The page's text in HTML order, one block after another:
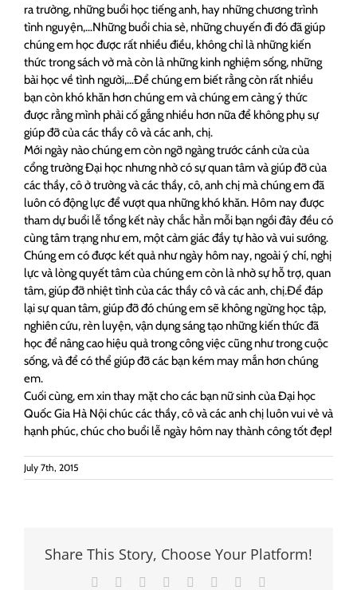
ra trường, những buổi học tiếng anh, hay những chương trình
tình nguyện,…Những buổi chia sẻ, những chuyến đi đó đã giúp
chúng em học được rất nhiều điều, không chỉ là những kiến
thức trong sách vở mà còn là những kinh nghiệm sống, những
bài học về tình người,…Để chúng em biết rằng còn rất nhiều
bạn còn khó khăn hơn chúng em và chúng em càng ý thức
được rằng mình phải cố gắng nhiều hơn nữa để không phụ sự
giúp đỡ của các thầy cô và các anh, chị.
Mới ngày nào chúng em còn ngỡ ngàng trước cánh cửa của
cổng trường Đại học nhưng nhờ có sự quan tâm và giúp đỡ của
các thầy, cô ở trường và các thầy, cô, anh chị mà chúng em đã
luôn có động lực để vượt qua những khó khăn. Hôm nay được
tham dự buổi lễ tổng kết này chắc hẳn mỗi bạn ngồi đây đều có
cùng tâm trạng như em, một cảm giác đầy tự hào và vui sướng.
Chúng em có được kết quả như ngày hôm nay, ngoài ý chí, nghị
lực và lòng quyết tâm của chúng em còn là nhờ sự hỗ trợ, quan
tâm, giúp đỡ nhiệt tình của các thầy cô và các anh, chị.Để đáp
lại sự quan tâm, giúp đỡ đó chúng em sẽ không ngừng học tập,
nghiên cứu, rèn luyện, vận dụng sáng tạo những kiến thức đã
học để nâng cao hiệu quả trong công việc cũng như trong cuộc
sống, và để có thể giúp đỡ các bạn kém may mắn hơn chúng
em.
Cuối cùng, em xin thay mặt cho các bạn nữ sinh của Đại học
Quốc Gia Hà Nội chúc các thầy, cô và các anh chị luôn vui vẻ và
hạnh phúc, chúc cho buổi lễ ngày hôm nay thành công tốt đẹp!
July 7th, 2015
Share This Story, Choose Your Platform!
Facebook
TwitterReddit LinkedIn
TumblrPinterest